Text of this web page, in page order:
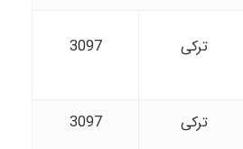
ترکی 3097
ترکی 3097